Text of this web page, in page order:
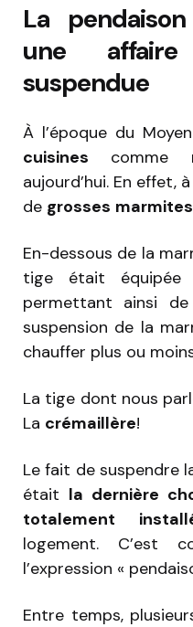
La
une
suspendue
À l’époque du
cuisines comme
aujourd’hui. En effet,
de grosses marmites
En-dessous de la
tige était équipée
permettant ainsi
suspension de la
chauffer plus ou
La tige dont nous
La crémaillère!
Le fait de suspendre
était la dernière
totalement
logement. C’est
l’expression «
Entre temps,